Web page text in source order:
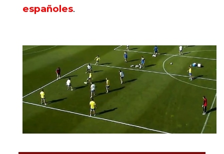
españoles.